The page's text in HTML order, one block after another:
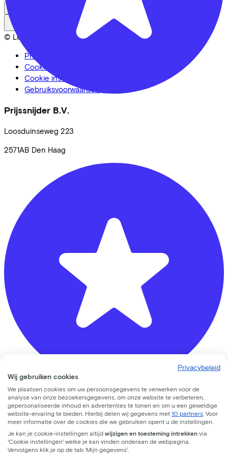
Prijssnijder B.V.
Loosduinseweg 223
2571AB Den Haag
Fluit Tweewielers
Plakhorstweg 12
7008 AT Doetinchem
© Lease a Bike. All Rights Reserved.
Privacy statement
Cookie statement
Cookie instellingen
Gebruiksvoorwaarden
Privacybeleid
Wij gebruiken cookies
We plaatsen cookies om uw persoonsgegevens te verwerken voor de
analyse van onze bezoekersgegevens, om onze website te verbeteren,
gepersonaliseerde inhoud en advertenties te tonen en om u een geweldige
website-ervaring te bieden. Hierbij delen wij gegevens met 10 partners . Voor
meer informatie over de cookies die we gebruiken opent u de instellingen.
Je kan je cookie-instellingen altijd wijzigen en toesteming intrekken via
'Cookie instellingen' welke je kan vinden onderaan de webpagina.
Vervolgens klik je op de tab ‘Mijn gegevens'.